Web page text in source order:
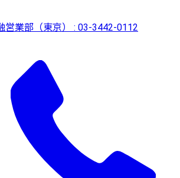
営業部（東京） : 03-3442-0112